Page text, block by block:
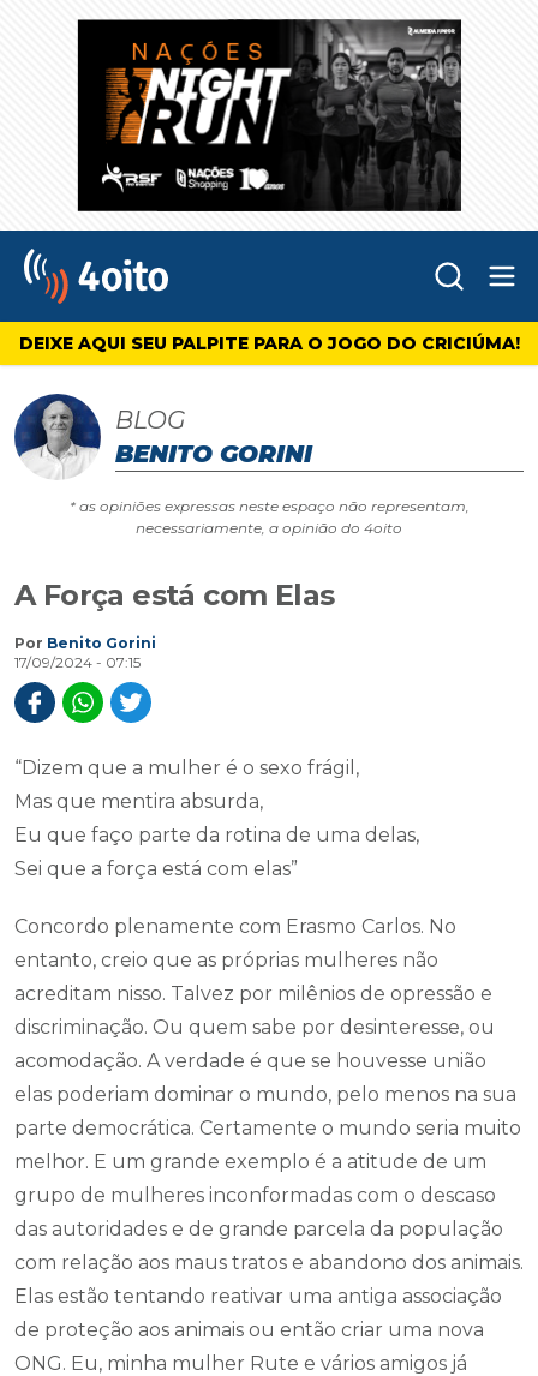
4oito
DEIXE AQUI SEU PALPITE PARA O JOGO DO CRICIÚMA!
BLOG
BENITO GORINI
* as opiniões expressas neste espaço não representam,
necessariamente, a opinião do 4oito
A Força está com Elas
Por Benito Gorini
17/09/2024 - 07:15
“Dizem que a mulher é o sexo frágil,
Mas que mentira absurda,
Eu que faço parte da rotina de uma delas,
Sei que a força está com elas”
Concordo plenamente com Erasmo Carlos. No
entanto, creio que as próprias mulheres não
acreditam nisso. Talvez por milênios de opressão e
discriminação. Ou quem sabe por desinteresse, ou
acomodação. A verdade é que se houvesse união
elas poderiam dominar o mundo, pelo menos na sua
parte democrática. Certamente o mundo seria muito
melhor. E um grande exemplo é a atitude de um
grupo de mulheres inconformadas com o descaso
das autoridades e de grande parcela da população
com relação aos maus tratos e abandono dos animais.
Elas estão tentando reativar uma antiga associação
de proteção aos animais ou então criar uma nova
ONG. Eu, minha mulher Rute e vários amigos já